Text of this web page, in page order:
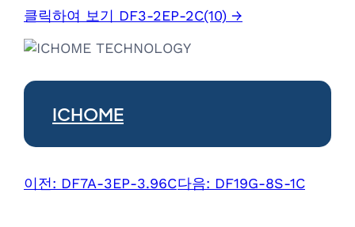
클릭하여 보기 DF3-2EP-2C(10) →
ICHOME
이전: DF7A-3EP-3.96C다음: DF19G-8S-1C